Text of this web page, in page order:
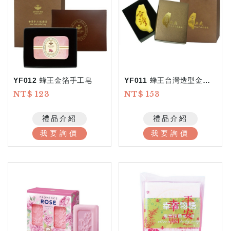
YF012 蜂王金箔手工皂
NT$ 123
禮品介紹
我要詢價
YF011 蜂王台灣造型金箔皂
NT$ 153
禮品介紹
我要詢價